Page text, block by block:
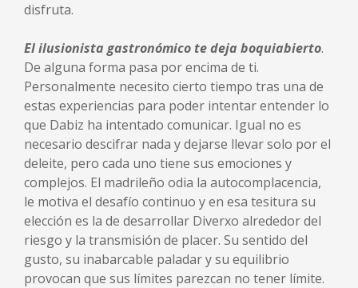
disfruta.
El ilusionista gastronómico te deja boquiabierto.
De alguna forma pasa por encima de ti.
Personalmente necesito cierto tiempo tras una de
estas experiencias para poder intentar entender lo
que Dabiz ha intentado comunicar. Igual no es
necesario descifrar nada y dejarse llevar solo por el
deleite, pero cada uno tiene sus emociones y
complejos. El madrileño odia la autocomplacencia,
le motiva el desafío continuo y en esa tesitura su
elección es la de desarrollar Diverxo alrededor del
riesgo y la transmisión de placer. Su sentido del
gusto, su inabarcable paladar y su equilibrio
provocan que sus límites parezcan no tener límite.